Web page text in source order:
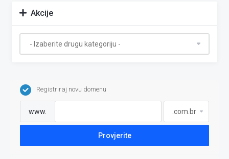
Akcije
Registriraj novu domenu
www.
Provjerite